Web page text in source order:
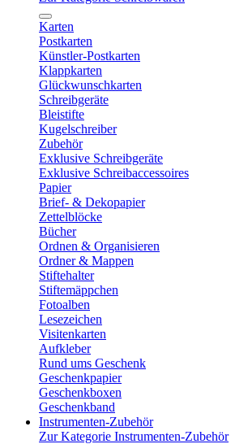
Karten
Postkarten
Künstler-Postkarten
Klappkarten
Glückwunschkarten
Schreibgeräte
Bleistifte
Kugelschreiber
Zubehör
Exklusive Schreibgeräte
Exklusive Schreibaccessoires
Papier
Brief- & Dekopapier
Zettelblöcke
Bücher
Ordnen & Organisieren
Ordner & Mappen
Stiftehalter
Stiftemäppchen
Fotoalben
Lesezeichen
Visitenkarten
Aufkleber
Rund ums Geschenk
Geschenkpapier
Geschenkboxen
Geschenkband
Instrumenten-Zubehör
Zur Kategorie Instrumenten-Zubehör